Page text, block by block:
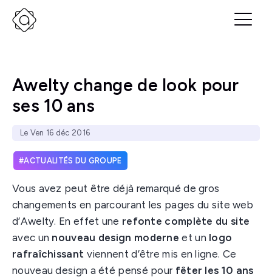
Awelty change de look pour
ses 10 ans
Le Ven 16 déc 2016
ACTUALITÉS DU GROUPE
Vous avez peut être déjà remarqué de gros
changements en parcourant les pages du site web
d’Awelty. En effet une refonte complète du site
avec un nouveau design moderne et un logo
rafraîchissant viennent d’être mis en ligne. Ce
nouveau design a été pensé pour fêter les 10 ans